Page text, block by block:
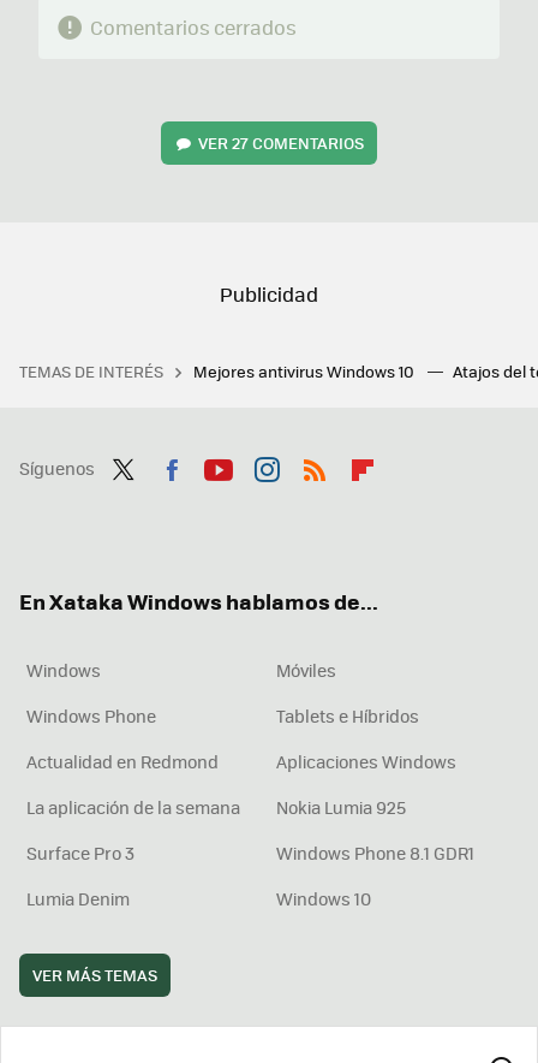
Comentarios cerrados
VER27 COMENTARIOS
TEMAS DE INTERÉS Mejores antivirus Windows 10 Atajos del
Síguenos
En Xataka Windows hablamos de...
Windows
Móviles
Windows Phone
Tablets e Híbridos
Actualidad en Redmond
Aplicaciones Windows
La aplicación de la semana
Nokia Lumia 925
Surface Pro 3
Windows Phone 8.1 GDR1
Lumia Denim
Windows 10
VER MÁS TEMAS